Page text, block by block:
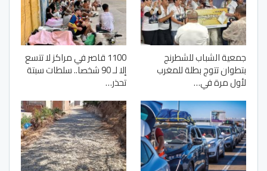
جمعية الشباب للشطرنج
بتطوان تتوج بطلة للمغرب
لأول مرة في…
1100 قاصر في مراكز لا تتسع
إلا لـ 90 شخصا.. سلطات سبتة
تحذر…